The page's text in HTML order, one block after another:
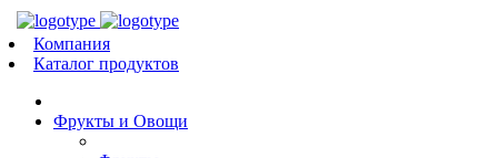
Компания
Каталог продуктов
Фрукты и Овощи